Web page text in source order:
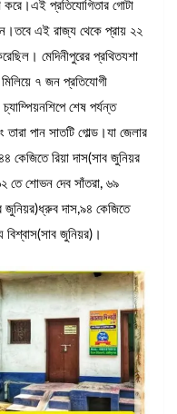
করে।এই প্রতিযোগিতার গোটা
এই রাজ্য থেকে প্রায় ২২
মেদিনীপুরের প্রথিতযশা
৭ জন প্রতিযোগী
শেষ পর্যন্ত
পান সাতটি গোল্ড।যা জেলার
রিয়া দাস(সাব জুনিয়র
তে শোভন দেব সাঁতরা, ৬৯
জুনিয়র)ধ্রুব দাস,৯৪ কেজিতে
বিশ্বাস(সাব জুনিয়র)।